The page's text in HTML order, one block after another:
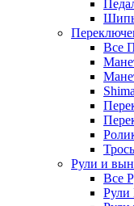
Шипы
Все
Рули и
Все